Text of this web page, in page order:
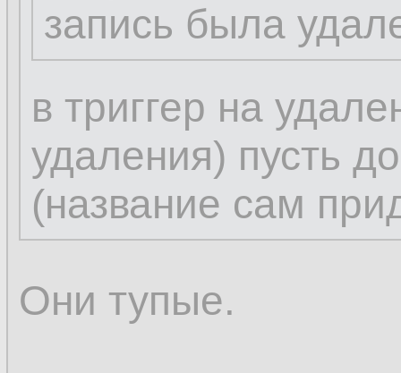
запись была
в триггер на
удаления) пусть
(название сам
Они тупые.